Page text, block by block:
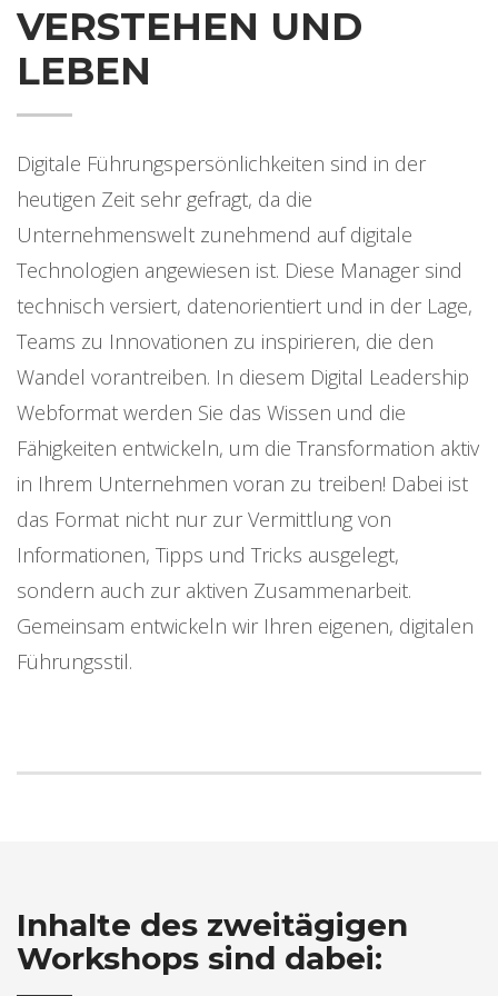
VERSTEHEN UND
LEBEN
Digitale Führungspersönlichkeiten sind in der
heutigen Zeit sehr gefragt, da die
Unternehmenswelt zunehmend auf digitale
Technologien angewiesen ist. Diese Manager sind
technisch versiert, datenorientiert und in der Lage,
Teams zu Innovationen zu inspirieren, die den
Wandel vorantreiben. In diesem Digital Leadership
Webformat werden Sie das Wissen und die
Fähigkeiten entwickeln, um die Transformation aktiv
in Ihrem Unternehmen voran zu treiben! Dabei ist
das Format nicht nur zur Vermittlung von
Informationen, Tipps und Tricks ausgelegt,
sondern auch zur aktiven Zusammenarbeit.
Gemeinsam entwickeln wir Ihren eigenen, digitalen
Führungsstil.
Inhalte des zweitägigen
Workshops sind dabei: